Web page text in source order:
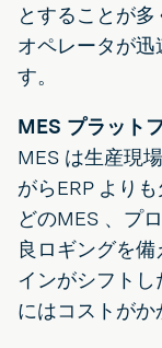
とすることが多
オペレータが迅
す。
MES プラット
MES は生産現
がらERP より
どのMES 、プ
良ロギングを
インがシフト
にはコストがか